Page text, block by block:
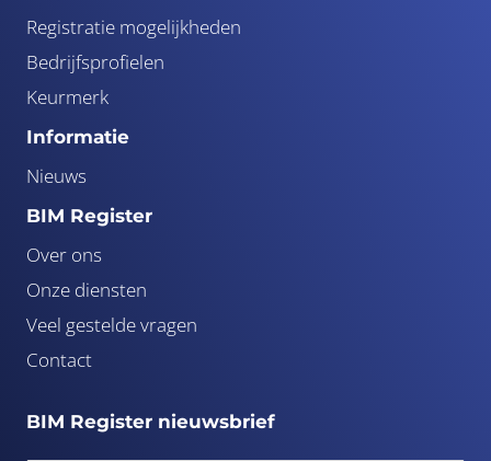
Registratie mogelijkheden
Bedrijfsprofielen
Keurmerk
Informatie
Nieuws
BIM Register
Over ons
Onze diensten
Veel gestelde vragen
Contact
BIM Register nieuwsbrief